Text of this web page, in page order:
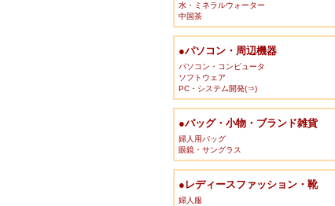
水・ミネラルウォーター
中国茶
●パソコン・周辺機器
パソコン・コンピュータ
ソフトウェア
PC・システム開発(⇒)
●バッグ・小物・ブランド雑貨
婦人用バッグ
眼鏡・サングラス
●レディースファッション・靴
婦人服